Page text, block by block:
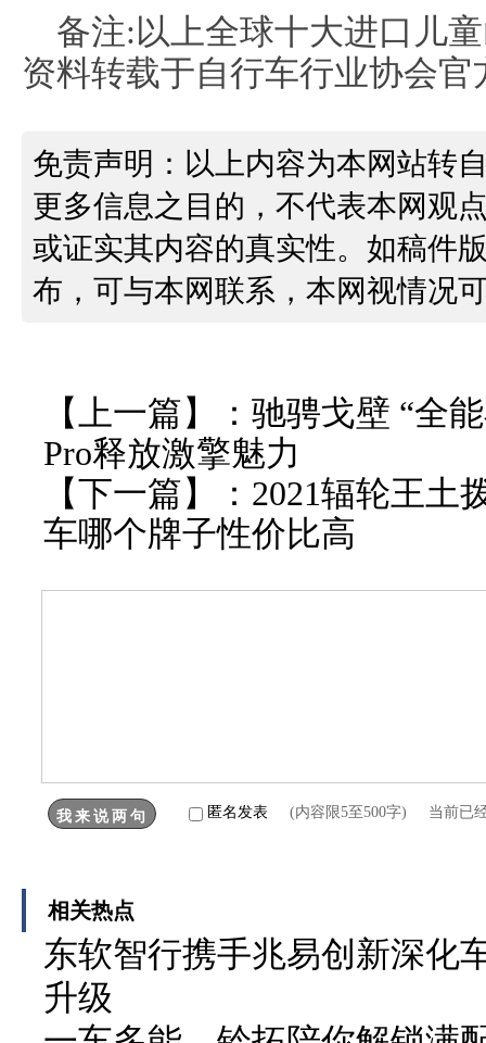
备注:以上全球十大进口儿
资料转载于自行车行业协会官
免责声明：以上内容为本网站转
更多信息之目的，不代表本网观
或证实其内容的真实性。如稿件
布，可与本网联系，本网视情况
【上一篇】： 驰骋戈壁 “全
Pro释放激擎魅力
【下一篇】： 2021辐轮王土
车哪个牌子性价比高
匿名发表 (内容限5至500字) 当前已
相关热点
东软智行携手兆易创新深化
升级